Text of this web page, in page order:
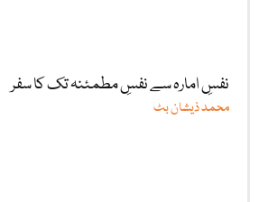
نفسِ امارہ سے نفسِ مطمئنہ تک کا سفر
محمد ذیشان بٹ